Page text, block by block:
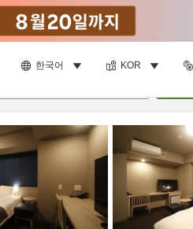
한국어 KOR